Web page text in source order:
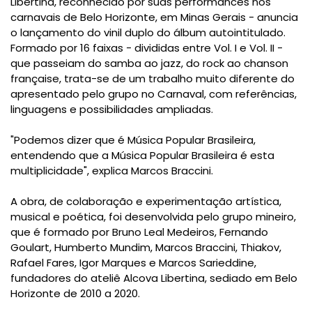
carnavais de Belo Horizonte, em Minas Gerais - anuncia
o lançamento do vinil duplo do álbum autointitulado.
Formado por 16 faixas - divididas entre Vol. I e Vol. II -
que passeiam do samba ao jazz, do rock ao chanson
française, trata-se de um trabalho muito diferente do
apresentado pelo grupo no Carnaval, com referências,
linguagens e possibilidades ampliadas.
"Podemos dizer que é Música Popular Brasileira,
entendendo que a Música Popular Brasileira é esta
multiplicidade", explica Marcos Braccini.
A obra, de colaboração e experimentação artística,
musical e poética, foi desenvolvida pelo grupo mineiro,
que é formado por Bruno Leal Medeiros, Fernando
Goulart, Humberto Mundim, Marcos Braccini, Thiakov,
Rafael Fares, Igor Marques e Marcos Sarieddine,
fundadores do ateliê Alcova Libertina, sediado em Belo
Horizonte de 2010 a 2020.